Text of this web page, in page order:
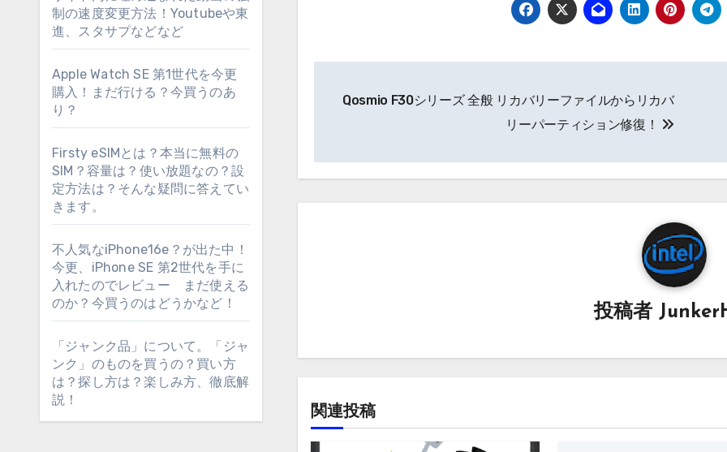
制の速度変更方法！Youtubeや東
進、スタサプなどなど
Apple Watch SE 第1世代を今更
購入！まだ行ける？今買うのあ
り？
Firsty eSIMとは？本当に無料の
SIM？容量は？使い放題なの？設
定方法は？そんな疑問に答えてい
きます。
不人気なiPhone16e？が出た中！
今更、iPhone SE 第2世代を手に
入れたのでレビュー まだ使える
のか？今買うのはどうかなど！
「ジャンク品」について。「ジャ
ンク」のものを買うの？買い方
は？探し方は？楽しみ方、徹底解
説！
ビ
Qosmio F30シリーズ 全般 リカバリーファイルからリカバ
リーパーティション修復！
投稿者
関連投稿